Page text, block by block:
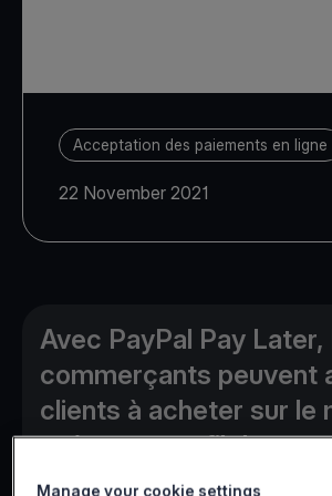
Acceptation des paiements en ligne
22 November 2021
Avec PayPal Pay Later,
commerçants peuvent
clients à acheter sur le
et à payer au fil du
étant payés d'avance.
Manage your cookie settings